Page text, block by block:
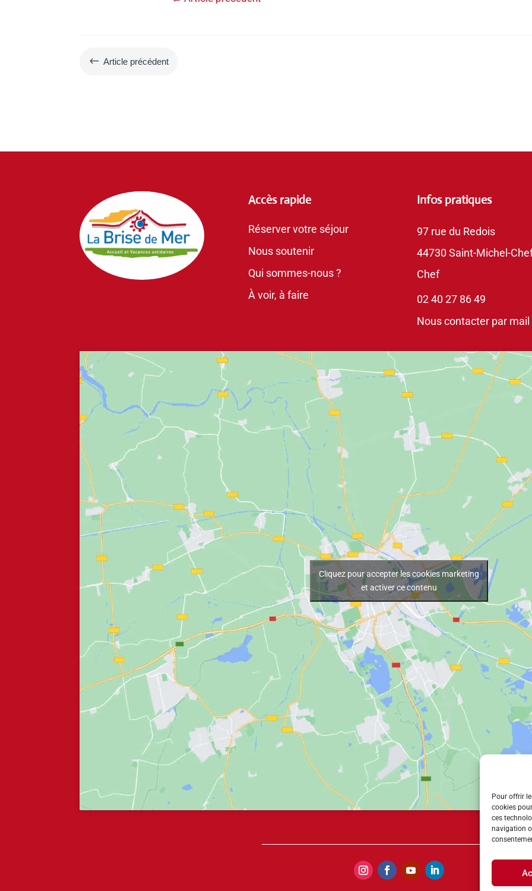
Pour offrir
cookies
ces
navigation
# Article précédent
Accès rapide
Réserver votre séjour
Nous soutenir
Qui sommes-nous ?
À voir, à faire
Infos pratiques
97 rue du Redois
44730 Saint-Michel-
Chef
02 40 27 86 49
Nous contacter par mail
Cliquez pour accepter les cookies marketing
et activer ce contenu